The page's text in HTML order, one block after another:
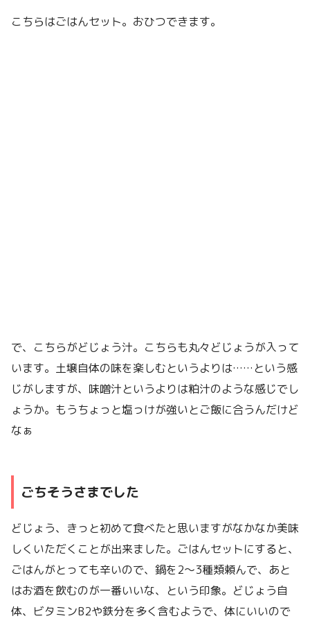
こちらはごはんセット。おひつできます。
で、こちらがどじょう汁。こちらも丸々どじょうが入って
います。土壌自体の味を楽しむというよりは……という感
じがしますが、味噌汁というよりは粕汁のような感じでし
ょうか。もうちょっと塩っけが強いとご飯に合うんだけど
なぁ
ごちそうさまでした
どじょう、きっと初めて食べたと思いますがなかなか美味
しくいただくことが出来ました。ごはんセットにすると、
ごはんがとっても辛いので、鍋を2〜3種類頼んで、あと
はお酒を飲むのが一番いいな、という印象。どじょう自
体、ビタミンB2や鉄分を多く含むようで、体にいいので